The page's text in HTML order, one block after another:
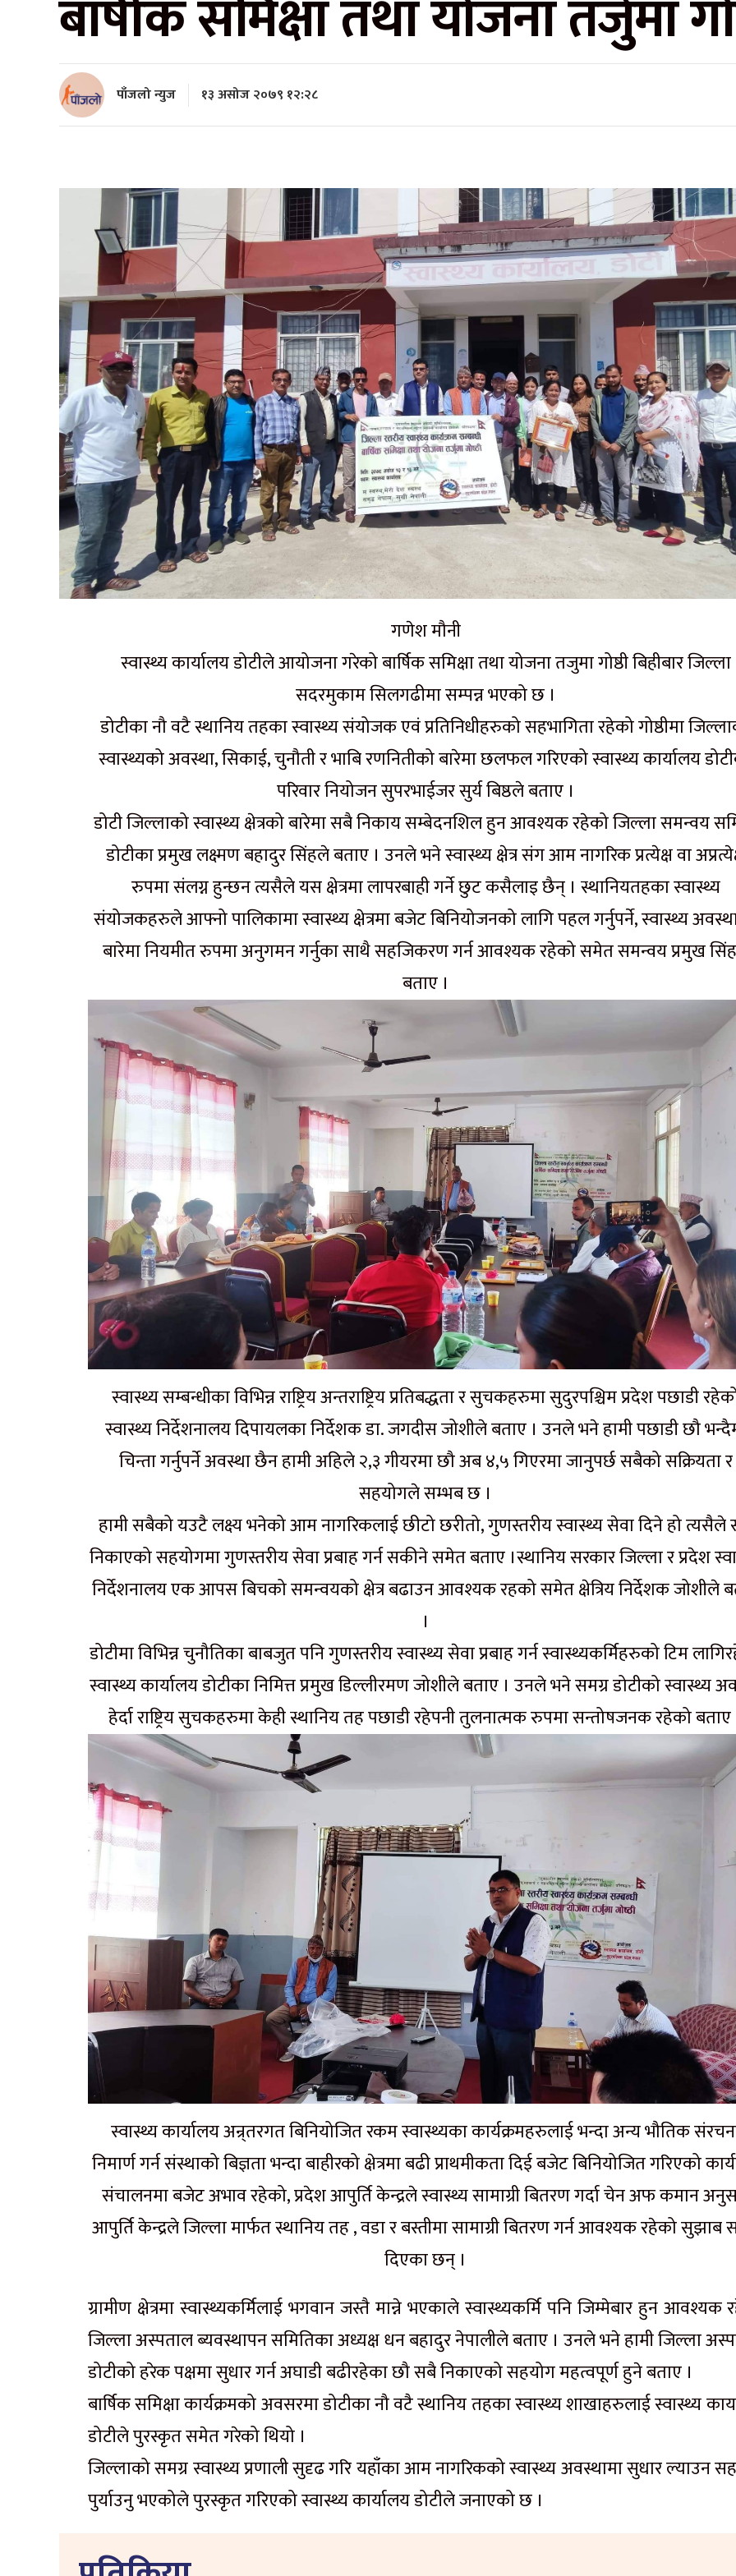
बार्षीक समिक्षा तथा योजना तर्जुमा
पाँजलो न्युज १३ असोज २०७९ १२:२८
गणेश मौनी
स्वास्थ्य कार्यालय डोटीले आयोजना गरेको बार्षिक समिक्षा तथा योजना तजुमा गोष्ठी बिहीबार जिल्ला
सदरमुकाम सिलगढीमा सम्पन्न भएको छ ।
डोटीका नौ वटै स्थानिय तहका स्वास्थ्य संयोजक एवं प्रतिनिधीहरुको सहभागिता रहेको गोष्ठीमा
स्वास्थ्यको अवस्था, सिकाई, चुनौती र भाबि रणनितीको बारेमा छलफल गरिएको स्वास्थ्य कार्यालय
परिवार नियोजन सुपरभाईजर सुर्य बिष्ठले बताए ।
डोटी जिल्लाको स्वास्थ्य क्षेत्रको बारेमा सबै निकाय सम्बेदनशिल हुन आवश्यक रहेको जिल्ला समन्वय
डोटीका प्रमुख लक्ष्मण बहादुर सिंहले बताए । उनले भने स्वास्थ्य क्षेत्र संग आम नागरिक प्रत्येक्ष वा
रुपमा संलग्न हुन्छन त्यसैले यस क्षेत्रमा लापरबाही गर्ने छुट कसैलाइ छैन् । स्थानियतहका स्वास्थ्य
संयोजकहरुले आफ्नो पालिकामा स्वास्थ्य क्षेत्रमा बजेट बिनियोजनको लागि पहल गर्नुपर्ने, स्वास्थ्य
बारेमा नियमीत रुपमा अनुगमन गर्नुका साथै सहजिकरण गर्न आवश्यक रहेको समेत समन्वय प्रमुख
बताए ।
स्वास्थ्य सम्बन्धीका विभिन्न राष्ट्रिय अन्तराष्ट्रिय प्रतिबद्धता र सुचकहरुमा सुदुरपश्चिम प्रदेश पछाडी
स्वास्थ्य निर्देशनालय दिपायलका निर्देशक डा. जगदीस जोशीले बताए । उनले भने हामी पछाडी छौ
चिन्ता गर्नुपर्ने अवस्था छैन हामी अहिले २,३ गीयरमा छौ अब ४,५ गिएरमा जानुपर्छ सबैको सक्रियता र
सहयोगले सम्भब छ ।
हामी सबैको यउटै लक्ष्य भनेको आम नागरिकलाई छीटो छरीतो, गुणस्तरीय स्वास्थ्य सेवा दिने हो
निकाएको सहयोगमा गुणस्तरीय सेवा प्रबाह गर्न सकीने समेत बताए ।स्थानिय सरकार जिल्ला र प्रदेश
निर्देशनालय एक आपस बिचको समन्वयको क्षेत्र बढाउन आवश्यक रहको समेत क्षेत्रिय निर्देशक जोशीले
।
डोटीमा विभिन्न चुनौतिका बाबजुत पनि गुणस्तरीय स्वास्थ्य सेवा प्रबाह गर्न स्वास्थ्यकर्मिहरुको टिम
स्वास्थ्य कार्यालय डोटीका निमित्त प्रमुख डिल्लीरमण जोशीले बताए । उनले भने समग्र डोटीको स्वास्थ्य
हेर्दा राष्ट्रिय सुचकहरुमा केही स्थानिय तह पछाडी रहेपनी तुलनात्मक रुपमा सन्तोषजनक रहेको बताए
स्वास्थ्य कार्यालय अन्र्तरगत बिनियोजित रकम स्वास्थ्यका कार्यक्रमहरुलाई भन्दा अन्य भौतिक
निमार्ण गर्न संस्थाको बिज्ञता भन्दा बाहीरको क्षेत्रमा बढी प्राथमीकता दिई बजेट बिनियोजित गरिएको
संचालनमा बजेट अभाव रहेको, प्रदेश आपुर्ति केन्द्रले स्वास्थ्य सामाग्री बितरण गर्दा चेन अफ कमान
आपुर्ति केन्द्रले जिल्ला मार्फत स्थानिय तह , वडा र बस्तीमा सामाग्री बितरण गर्न आवश्यक रहेको सुझाब
दिएका छन् ।
ग्रामीण क्षेत्रमा स्वास्थ्यकर्मिलाई भगवान जस्तै मान्ने भएकाले स्वास्थ्यकर्मि पनि जिम्मेबार हुन आवश्यक
जिल्ला अस्पताल ब्यवस्थापन समितिका अध्यक्ष धन बहादुर नेपालीले बताए । उनले भने हामी जिल्ला
डोटीको हरेक पक्षमा सुधार गर्न अघाडी बढीरहेका छौ सबै निकाएको सहयोग महत्वपूर्ण हुने बताए ।
बार्षिक समिक्षा कार्यक्रमको अवसरमा डोटीका नौ वटै स्थानिय तहका स्वास्थ्य शाखाहरुलाई स्वास्थ्य
डोटीले पुरस्कृत समेत गरेको थियो ।
जिल्लाको समग्र स्वास्थ्य प्रणाली सुदृढ गरि यहाँका आम नागरिकको स्वास्थ्य अवस्थामा सुधार ल्याउन
पुर्याउनु भएकोले पुरस्कृत गरिएको स्वास्थ्य कार्यालय डोटीले जनाएको छ ।